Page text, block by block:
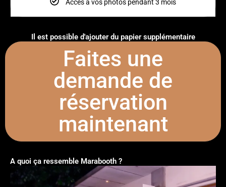
Accès a vos photos pendant 3 mois
Il est possible d'ajouter du papier supplémentaire
Faites une
demande de
réservation
maintenant
A quoi ça ressemble Marabooth ?